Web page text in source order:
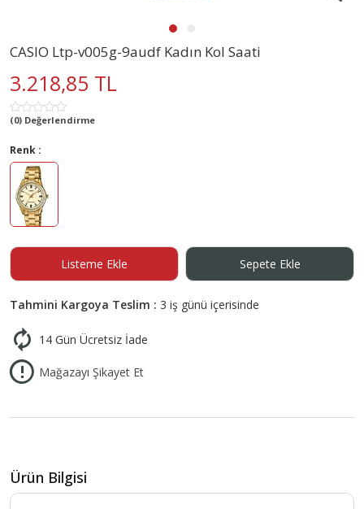
CASIO Ltp-v005g-9audf Kadın Kol Saati
3.218,85 TL
(0) Değerlendirme
Renk :
Listeme Ekle Sepete Ekle
Tahmini Kargoya Teslim : 3 iş günü içerisinde
14 Gün Ücretsiz İade
Mağazayı Şikayet Et
Ürün Bilgisi